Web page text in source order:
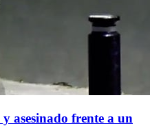
asesinado frente a un